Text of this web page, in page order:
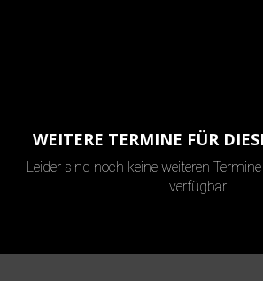
WEITERE TERMINE FÜR
Leider sind noch keine weiteren
verfügbar.